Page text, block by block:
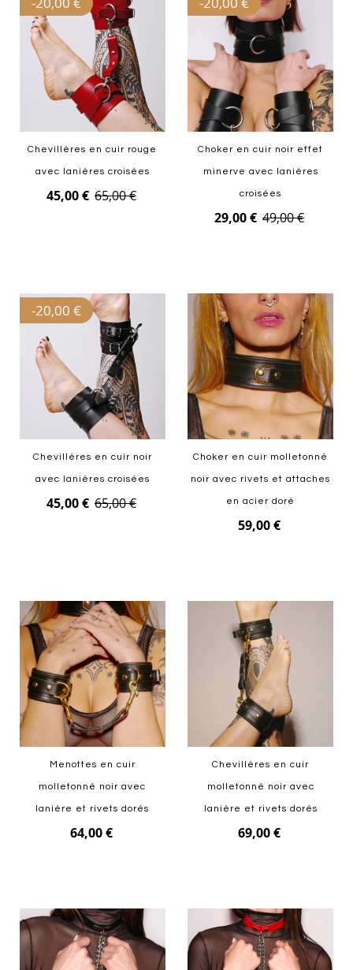
Chevillères en cuir rouge
avec lanières croisées
45,00 € 65,00 €
Choker en cuir noir effet
minerve avec lanières
croisées
29,00 € 49,00 €
-20,00 €
Chevillères en cuir noir
avec lanières croisées
45,00 € 65,00 €
Choker en cuir molletonné
noir avec rivets et attaches
en acier doré
59,00 €
Menottes en cuir
molletonné noir avec
lanière et rivets dorés
64,00 €
Chevillères en cuir
molletonné noir avec
lanière et rivets dorés
69,00 €